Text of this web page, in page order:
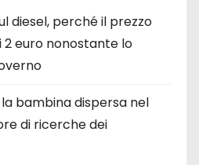
diesel, perché il prezzo
euro nonostante lo
bambina dispersa nel
di ricerche dei